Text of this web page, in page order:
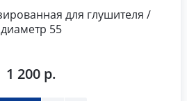
для глушителя /
диаметр 55
1 200 р.